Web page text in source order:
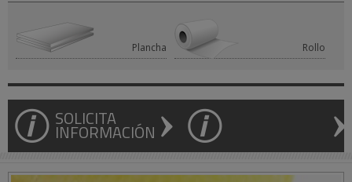
Plancha Rollo
SOLICITA
INFORMACIÓN